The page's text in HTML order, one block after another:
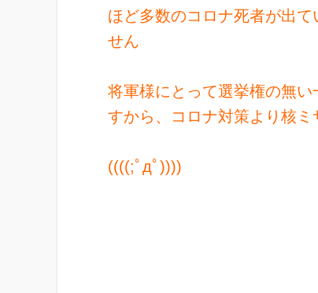
ほど多数のコロナ死者が出
せん
将軍様にとって選挙権の無
すから、
コロナ対策より核
((((;ﾟдﾟ))))